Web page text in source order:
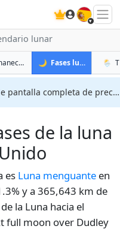
🇪🇸
lunar
en Dudley
Amanecer y atardecer mañana en
🌙 Fases lunares en
🌦️
pantalla completa de precisión!
de la luna
es Luna menguante en
y a 365,643 km de
la Luna hacia el
full moon over Dudley